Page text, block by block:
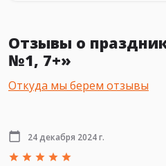
Отзывы о
№1, 7+»
Откуда мы берем отзывы
24 декабря 2024 г.